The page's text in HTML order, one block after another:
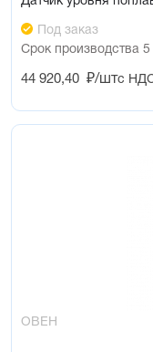
Под заказ
Срок производства 5
44 920,40 ₽/штс
ОВЕН